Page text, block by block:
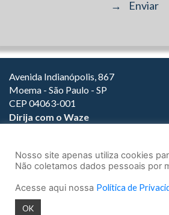
Avenida Indianópolis, 867
Moema - São Paulo - SP
CEP 04063-001
Dirija com o Waze
(11) 3147-1800
© 2026.
Nosso site apenas utiliza cookies
Não coletamos dados pessoais por
Acesse aqui nossa Política de
OK